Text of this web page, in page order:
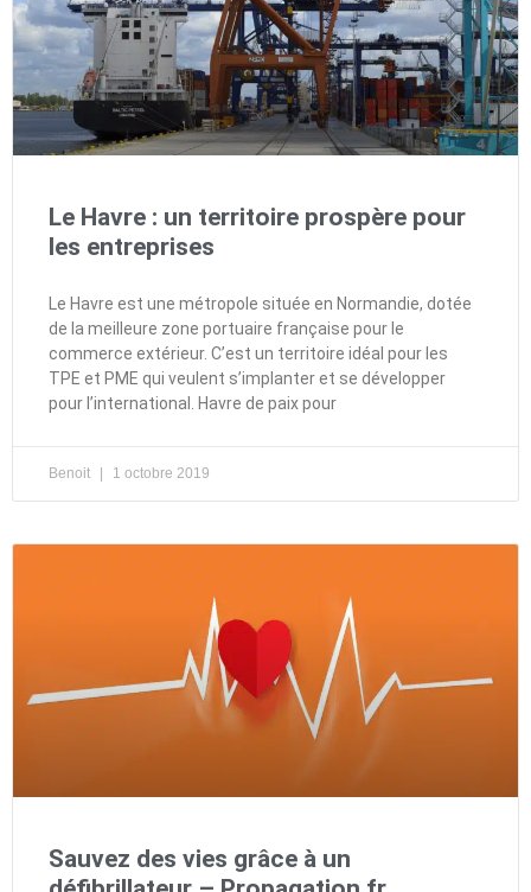
Le Havre : un territoire prospère pour
les entreprises
Le Havre est une métropole située en Normandie, dotée
de la meilleure zone portuaire française pour le
commerce extérieur. C’est un territoire idéal pour les
TPE et PME qui veulent s’implanter et se développer
pour l’international. Havre de paix pour
Benoit 1 octobre 2019
Sauvez des vies grâce à un